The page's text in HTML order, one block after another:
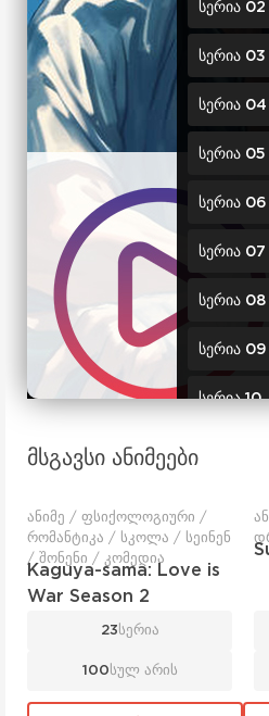
სერია 02
სერია 03
სერია 04
სერია 05
სერია 06
სერია 07
სერია 08
სერია 09
სერია 10
სერია 13
მსგავსი ანიმეები
ანიმე / ფსიქოლოგიური /
რომანტიკა / სკოლა / სეინენ
/ შონენი / კომედია
Kaguya-sama: Love is
War Season 2
23 სერია
100 სულ არის